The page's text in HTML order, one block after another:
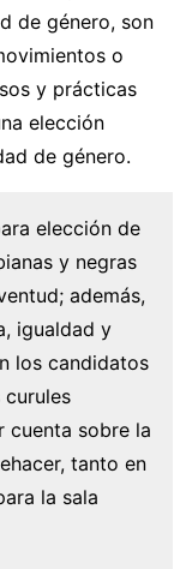
de género, son
o
y prácticas
elección
de género.
elección de
y negras
además,
igualdad y
los candidatos
cuenta sobre la
tanto en
la sala